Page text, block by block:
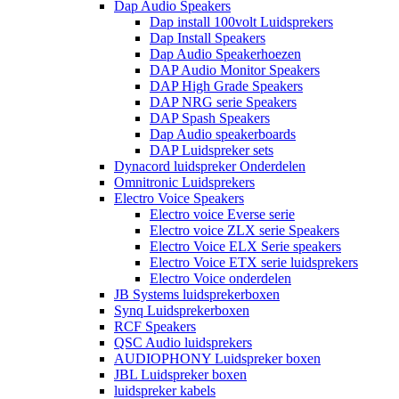
Dap Audio Speakers
Dap install 100volt Luidsprekers
Dap Install Speakers
Dap Audio Speakerhoezen
DAP Audio Monitor Speakers
DAP High Grade Speakers
DAP NRG serie Speakers
DAP Spash Speakers
Dap Audio speakerboards
DAP Luidspreker sets
Dynacord luidspreker Onderdelen
Omnitronic Luidsprekers
Electro Voice Speakers
Electro voice Everse serie
Electro voice ZLX serie Speakers
Electro Voice ELX Serie speakers
Electro Voice ETX serie luidsprekers
Electro Voice onderdelen
JB Systems luidsprekerboxen
Synq Luidsprekerboxen
RCF Speakers
QSC Audio luidsprekers
AUDIOPHONY Luidspreker boxen
JBL Luidspreker boxen
luidspreker kabels